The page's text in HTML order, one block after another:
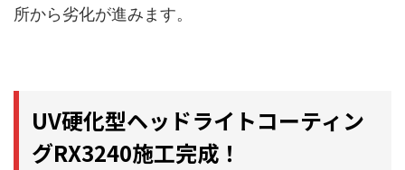
所から劣化が進みます。
UV硬化型ヘッドライトコーティン
グRX3240施工完成！